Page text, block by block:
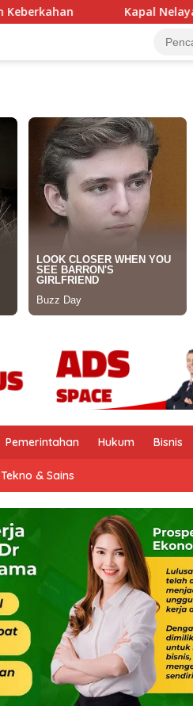
Kapal Nelayan Karangsong
Pemerintahan Hukum Bisnis
Tekno & Sains